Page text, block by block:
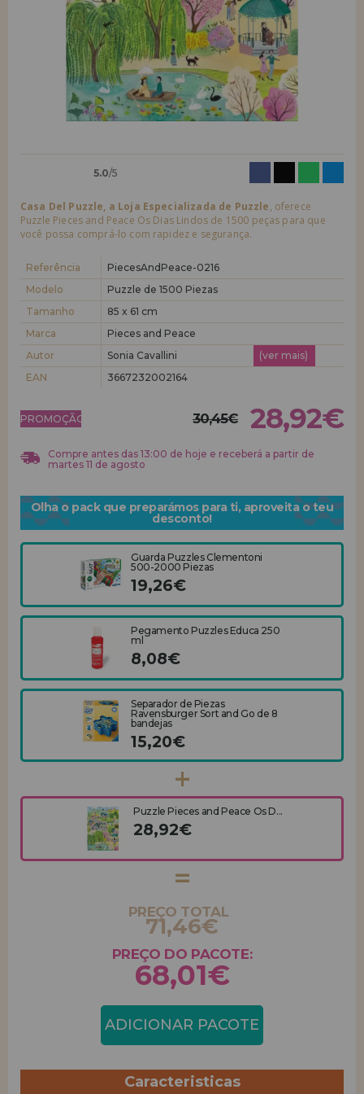
LIQUIDAÇÕES
EM FORMAÇÃO
info@casadopuzzle.pt
quero me cadastrar como
novo cliente
Ao criar uma conta em casadopuzzle.com você poderá fazer suas
compras rapidamente em nossa loja virtual, verificar o status de seus
pedidos e consultar suas operações anteriores.
Vá em frente! Estávamos esperando por você.
novo distribuidor
Você é um Profissional ou Empresa? Quer vender nossos produtos no
condições de venda com descontos especiais para distribuição.
Vá em frente! Estávamos esperando por você.
5.0/5
Casa Del Puzzle, a Loja Especializada de Puzzle, oferece
Puzzle Pieces and Peace Os Dias Lindos de 1500 peças para que
você possa comprá-lo com rapidez e segurança.
Referência
PiecesAndPeace-0216
Modelo
Puzzle de 1500 Piezas
Tamanho
85 x 61 cm
Marca
Pieces and Peace
Autor
Sonia Cavallini
(ver mais)
EAN
3667232002164
PROMOÇÃO! 30,45€ 28,92€
Compre antes das 13:00 de hoje e receberá a partir de
martes 11 de agosto
Olha o pack que preparámos para ti, aproveita o teu
desconto!
Guarda Puzzles Clementoni
500-2000 Piezas
19,26€
Pegamento Puzzles Educa 250
ml
8,08€
Separador de Piezas
Ravensburger Sort and Go de 8
bandejas
15,20€
Puzzle Pieces and Peace Os D...
28,92€
PREÇO TOTAL
71,46€
PREÇO DO PACOTE:
68,01€
ADICIONAR PACOTE
Caracteristicas